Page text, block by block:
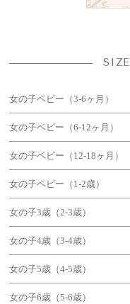
SIZE
女の子ベビー（3-6ヶ月）
女の子ベビー（6-12ヶ月）
女の子ベビー（12-18ヶ月）
女の子ベビー（1-2歳）
女の子3歳（2-3歳）
女の子4歳（3-4歳）
女の子5歳（4-5歳）
女の子6歳（5-6歳）